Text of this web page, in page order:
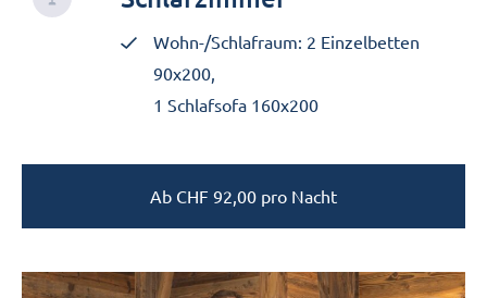
Wohn-/Schlafraum: 2 Einzelbetten
90x200,
1 Schlafsofa 160x200
Ab CHF 92,00 pro Nacht